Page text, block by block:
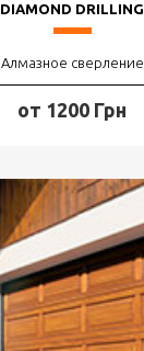
DIAMOND DRILLING
Алмазное сверление
от 1200 Грн